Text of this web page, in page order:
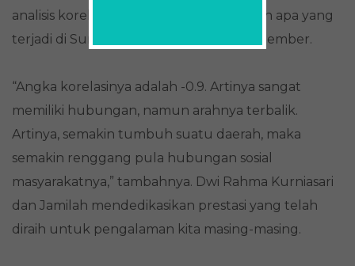
analisis korelasi dengan membandingkan apa yang
terjadi di Surabaya dengan yang ada di Jember.
“Angka korelasinya adalah -0.9. Artinya sangat
memiliki hubungan, namun arahnya terbalik.
Artinya, semakin tumbuh suatu daerah, maka
semakin renggang pula hubungan sosial
masyarakatnya,” tambahnya. Dwi Rahma Kurniasari
dan Jamilah mendedikasikan prestasi yang telah
diraih untuk pengalaman kita masing-masing.